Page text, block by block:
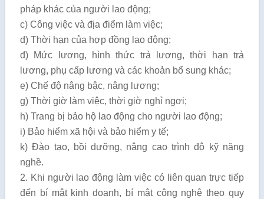
pháp khác của người lao động;
c) Công việc và địa điểm làm việc;
d) Thời hạn của hợp đồng lao động;
đ) Mức lương, hình thức trả lương, thời hạn trả
lương, phụ cấp lương và các khoản bổ sung khác;
e) Chế độ nâng bậc, nâng lương;
g) Thời giờ làm việc, thời giờ nghỉ ngơi;
h) Trang bị bảo hộ lao động cho người lao động;
i) Bảo hiểm xã hội và bảo hiểm y tế;
k) Đào tạo, bồi dưỡng, nâng cao trình độ kỹ năng
nghề.
2. Khi người lao động làm việc có liên quan trực tiếp
đến bí mật kinh doanh, bí mật công nghệ theo quy